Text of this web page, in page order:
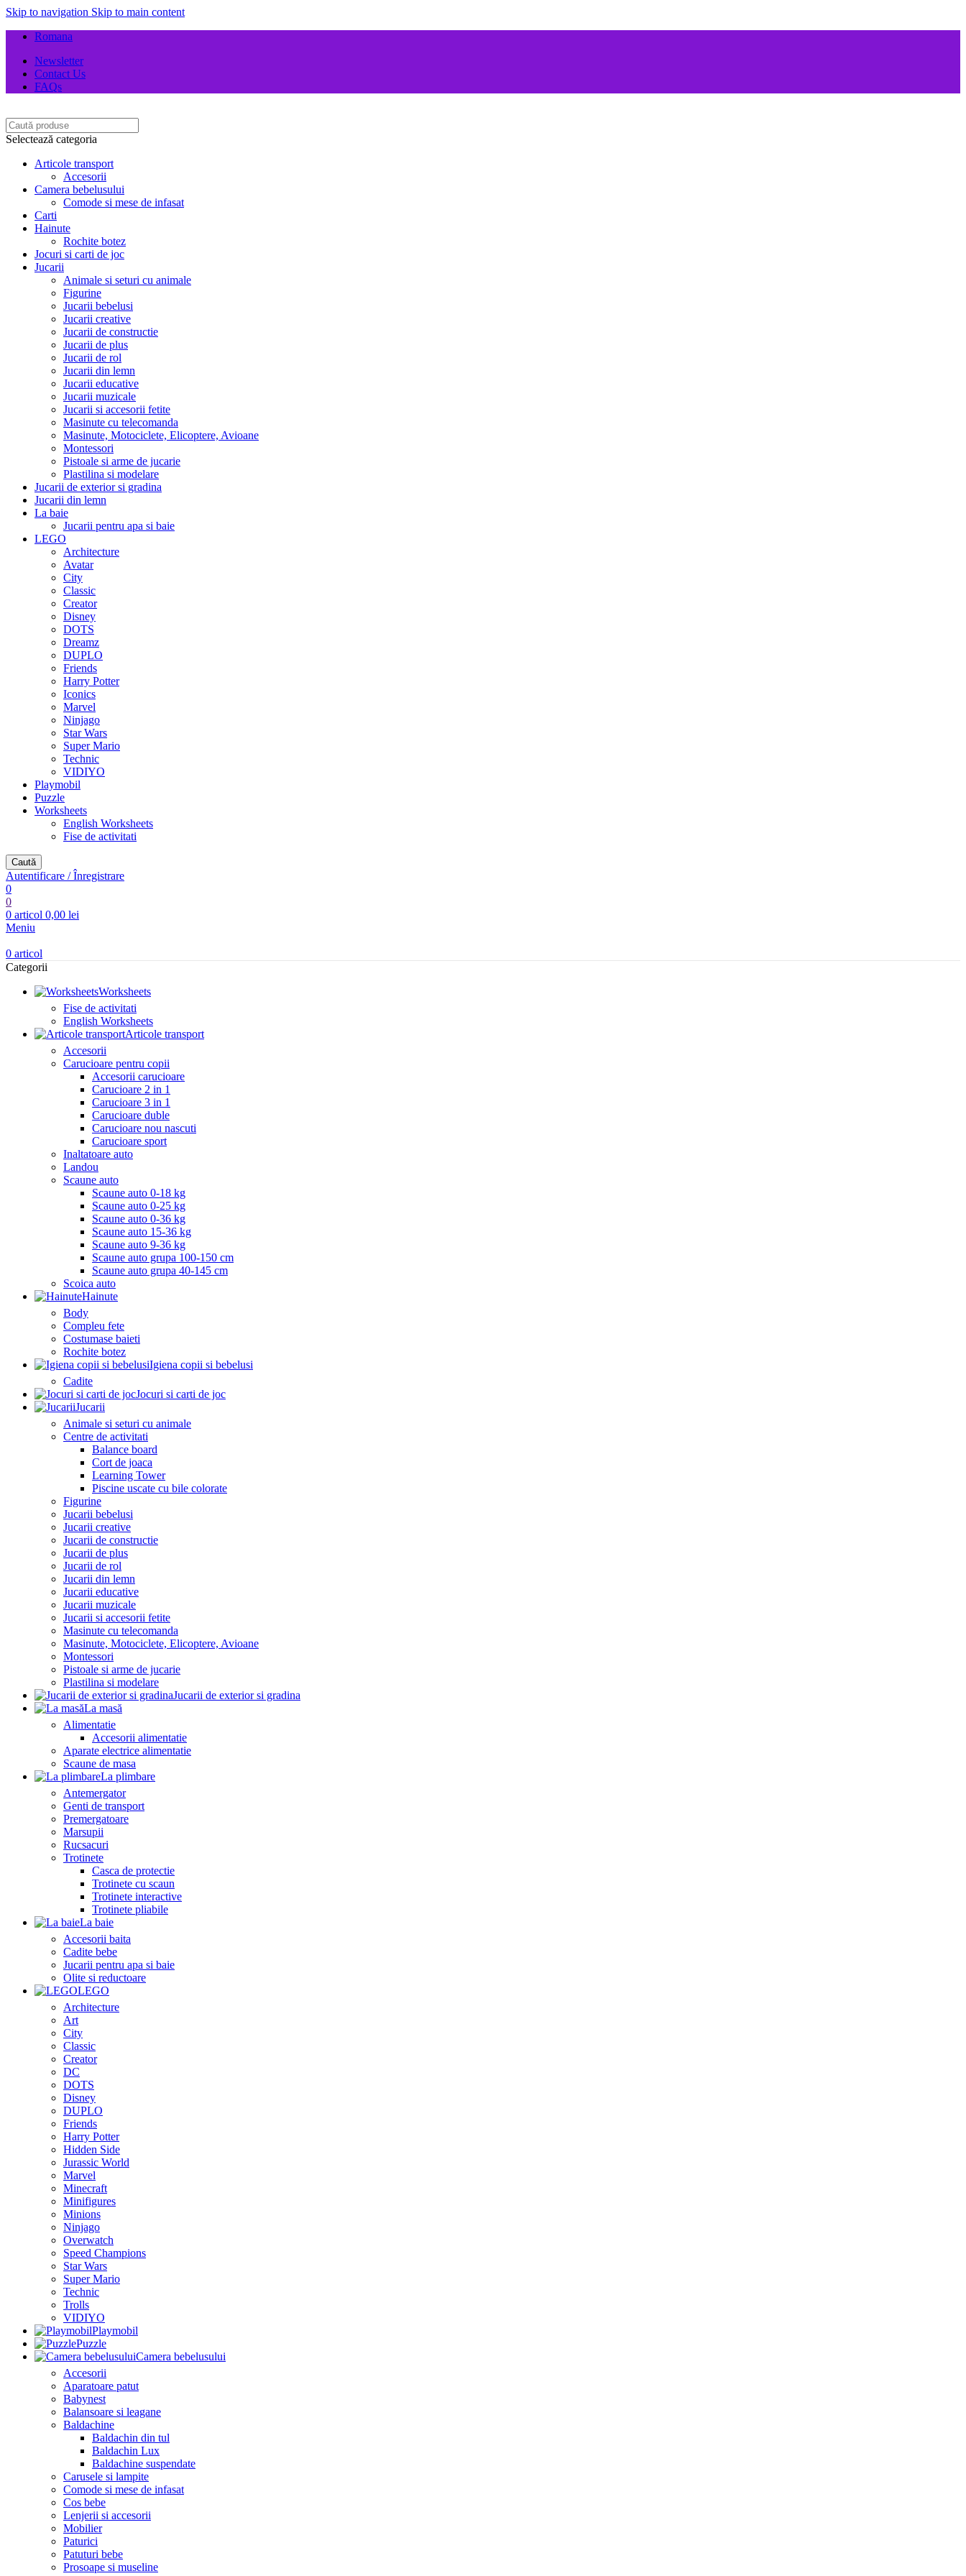
Skip to navigation Skip to main content
Romana
Newsletter
Contact Us
FAQs
Selectează categoria
Articole transport
Accesorii
Camera bebelusului
Comode si mese de infasat
Carti
Hainute
Rochite botez
Jocuri si carti de joc
Jucarii
Animale si seturi cu animale
Figurine
Jucarii bebelusi
Jucarii creative
Jucarii de constructie
Jucarii de plus
Jucarii de rol
Jucarii din lemn
Jucarii educative
Jucarii muzicale
Jucarii si accesorii fetite
Masinute cu telecomanda
Masinute, Motociclete, Elicoptere, Avioane
Montessori
Pistoale si arme de jucarie
Plastilina si modelare
Jucarii de exterior si gradina
Jucarii din lemn
La baie
Jucarii pentru apa si baie
LEGO
Architecture
Avatar
City
Classic
Creator
Disney
DOTS
Dreamz
DUPLO
Friends
Harry Potter
Iconics
Marvel
Ninjago
Star Wars
Super Mario
Technic
VIDIYO
Playmobil
Puzzle
Worksheets
English Worksheets
Fise de activitati
Caută
Autentificare / Înregistrare
0
0
0 articol 0,00 lei
Meniu
0 articol
Categorii
Worksheets
Fise de activitati
English Worksheets
Articole transport
Accesorii
Carucioare pentru copii
Accesorii carucioare
Carucioare 2 in 1
Carucioare 3 in 1
Carucioare duble
Carucioare nou nascuti
Carucioare sport
Inaltatoare auto
Landou
Scaune auto
Scaune auto 0-18 kg
Scaune auto 0-25 kg
Scaune auto 0-36 kg
Scaune auto 15-36 kg
Scaune auto 9-36 kg
Scaune auto grupa 100-150 cm
Scaune auto grupa 40-145 cm
Scoica auto
Hainute
Body
Compleu fete
Costumase baieti
Rochite botez
Igiena copii si bebelusi
Cadite
Jocuri si carti de joc
Jucarii
Animale si seturi cu animale
Centre de activitati
Balance board
Cort de joaca
Learning Tower
Piscine uscate cu bile colorate
Figurine
Jucarii bebelusi
Jucarii creative
Jucarii de constructie
Jucarii de plus
Jucarii de rol
Jucarii din lemn
Jucarii educative
Jucarii muzicale
Jucarii si accesorii fetite
Masinute cu telecomanda
Masinute, Motociclete, Elicoptere, Avioane
Montessori
Pistoale si arme de jucarie
Plastilina si modelare
Jucarii de exterior si gradina
La masă
Alimentatie
Accesorii alimentatie
Aparate electrice alimentatie
Scaune de masa
La plimbare
Antemergator
Genti de transport
Premergatoare
Marsupii
Rucsacuri
Trotinete
Casca de protectie
Trotinete cu scaun
Trotinete interactive
Trotinete pliabile
La baie
Accesorii baita
Cadite bebe
Jucarii pentru apa si baie
Olite si reductoare
LEGO
Architecture
Art
City
Classic
Creator
DC
DOTS
Disney
DUPLO
Friends
Harry Potter
Hidden Side
Jurassic World
Marvel
Minecraft
Minifigures
Minions
Ninjago
Overwatch
Speed Champions
Star Wars
Super Mario
Technic
Trolls
VIDIYO
Playmobil
Puzzle
Camera bebelusului
Accesorii
Aparatoare patut
Babynest
Balansoare si leagane
Baldachine
Baldachin din tul
Baldachin Lux
Baldachine suspendate
Carusele si lampite
Comode si mese de infasat
Cos bebe
Lenjerii si accesorii
Mobilier
Paturici
Patuturi bebe
Prosoape si museline